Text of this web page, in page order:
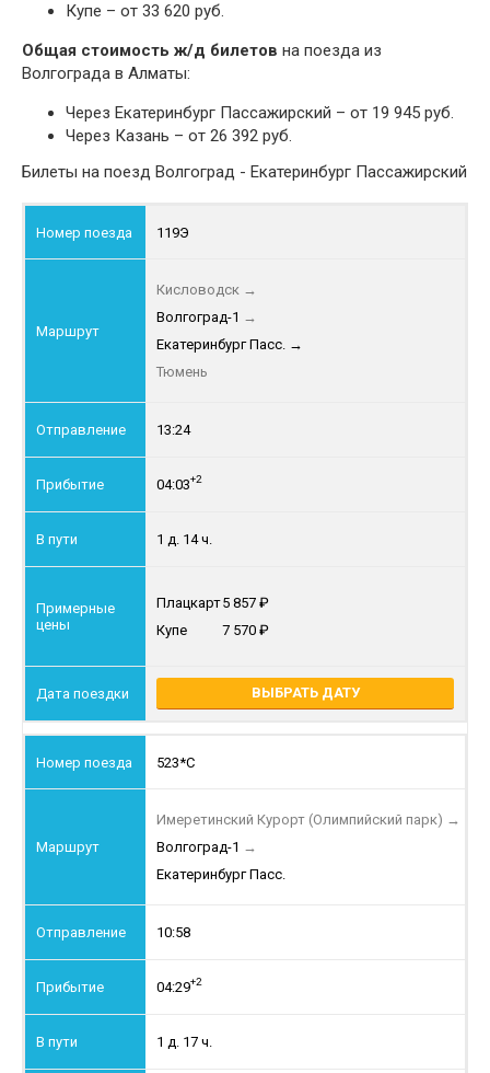
Купе – от 33 620 руб.
Общая стоимость ж/д билетов на поезда из
Волгограда в Алматы:
Через Екатеринбург Пассажирский – от 19 945 руб.
Через Казань – от 26 392 руб.
Билеты на поезд Волгоград - Екатеринбург Пассажирский
119Э
Кисловодск →
Волгоград-1 →
Екатеринбург Пасс. →
Тюмень
13:24
04:03+2
1 д. 14 ч.
Плацкарт5 857
Купе
7 570
ВЫБРАТЬ ДАТУ
523*С
Имеретинский Курорт (Олимпийский парк) →
Волгоград-1 →
Екатеринбург Пасс.
10:58
04:29+2
1 д. 17 ч.